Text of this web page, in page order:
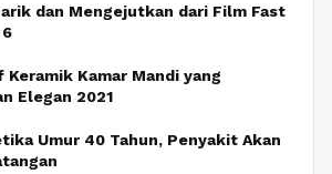
dan Mengejutkan dari Film Fast
Kamar Mandi yang
Elegan 2021
Umur 40 Tahun, Penyakit Akan